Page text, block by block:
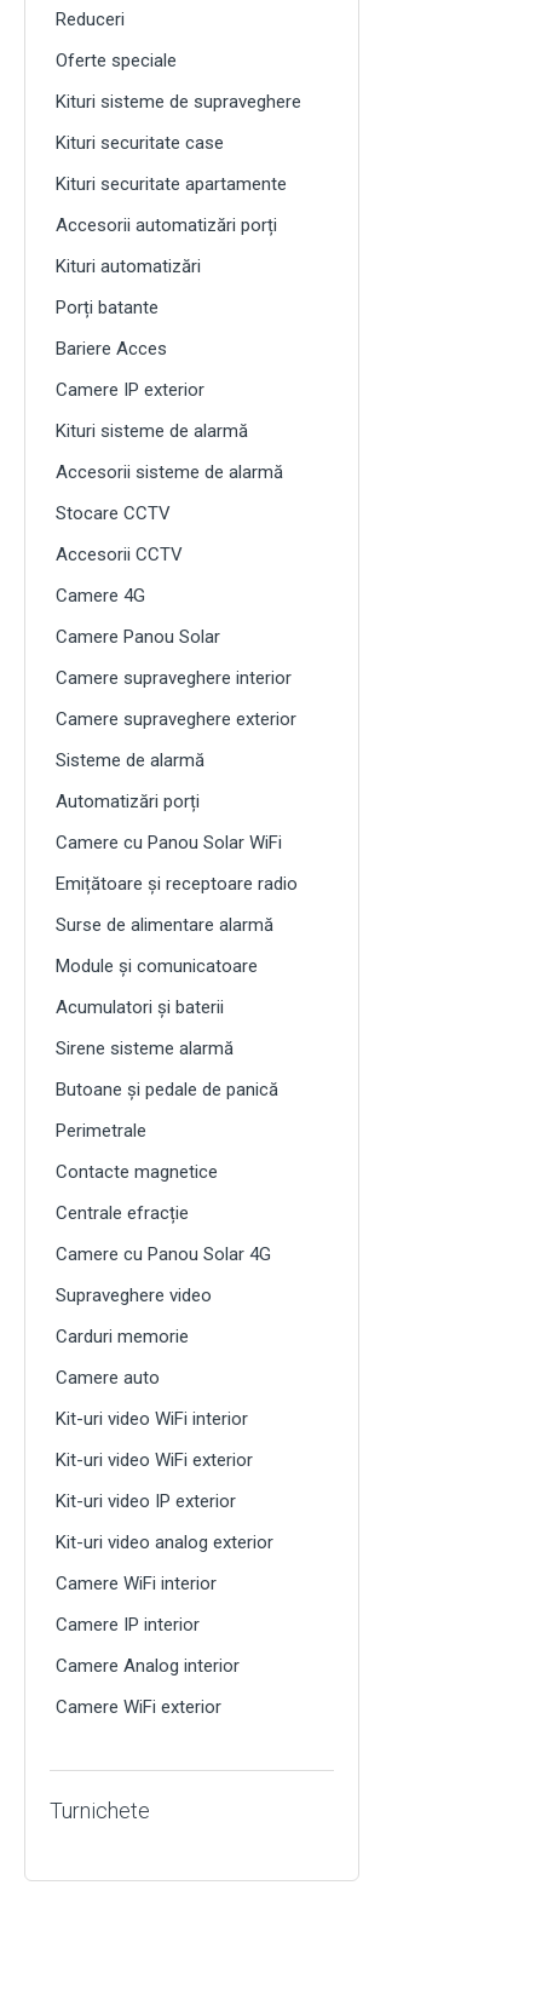
Reduceri
Oferte speciale
Kituri sisteme de supraveghere
Kituri securitate case
Kituri securitate apartamente
Accesorii automatizări porți
Kituri automatizări
Porți batante
Bariere Acces
Camere IP exterior
Kituri sisteme de alarmă
Accesorii sisteme de alarmă
Stocare CCTV
Accesorii CCTV
Camere 4G
Camere Panou Solar
Camere supraveghere interior
Camere supraveghere exterior
Sisteme de alarmă
Automatizări porți
Camere cu Panou Solar WiFi
Emițătoare și receptoare radio
Surse de alimentare alarmă
Module și comunicatoare
Acumulatori și baterii
Sirene sisteme alarmă
Butoane și pedale de panică
Perimetrale
Contacte magnetice
Centrale efracție
Camere cu Panou Solar 4G
Supraveghere video
Carduri memorie
Camere auto
Kit-uri video WiFi interior
Kit-uri video WiFi exterior
Kit-uri video IP exterior
Kit-uri video analog exterior
Camere WiFi interior
Camere IP interior
Camere Analog interior
Camere WiFi exterior
Turnichete